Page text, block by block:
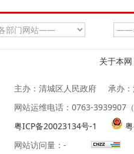
关于本网
主办：清城区人民政府
承办
网站运维电话：0763-3939907
粤ICP备20023134号-1
网站访问量： -